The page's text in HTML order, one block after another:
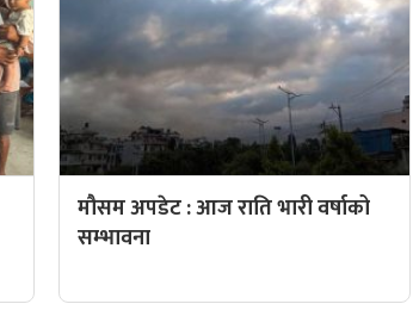
मौसम अपडेट : आज राति भारी वर्षाको
सम्भावना